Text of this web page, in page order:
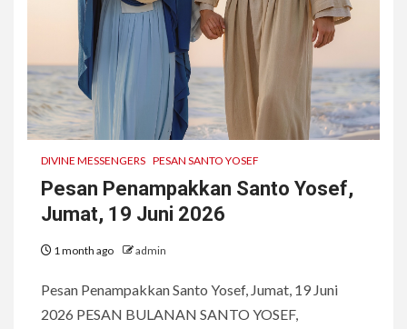
DIVINE MESSENGERS PESAN SANTO YOSEF
Pesan Penampakkan Santo Yosef,
Jumat, 19 Juni 2026
1 month ago admin
Pesan Penampakkan Santo Yosef, Jumat, 19 Juni
2026 PESAN BULANAN SANTO YOSEF,